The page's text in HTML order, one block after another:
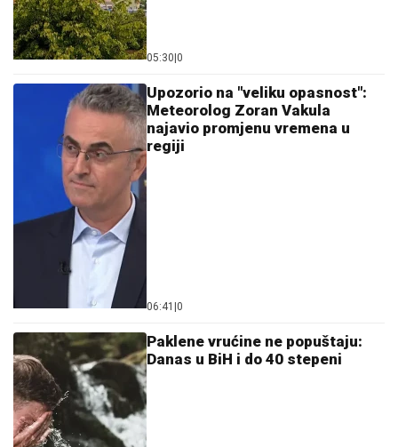
05:30 0
Upozorio na "veliku opasnost":
Meteorolog Zoran Vakula
najavio promjenu vremena u
regiji
06:41 0
Paklene vrućine ne popuštaju:
Danas u BiH i do 40 stepeni